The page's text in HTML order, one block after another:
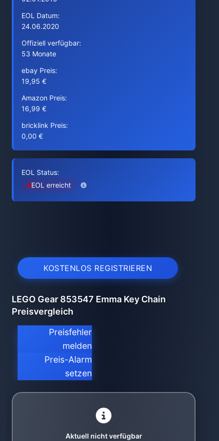
EOL Datum:
24.06.2020
Offiziell verfügbar:
53 Monate
ebay Preis:
19,95 €
Amazon Preis:
16,99 €
bricklink Preis:
0,00 €
EOL Status:
EOL erreicht
KOSTENLOS REGISTRIEREN
LEGO Gear 853547 Emma Key Chain
Preisvergleich
Preisfehler
melden
Preis-Alarm
setzen
Aktuell nicht verfügbar